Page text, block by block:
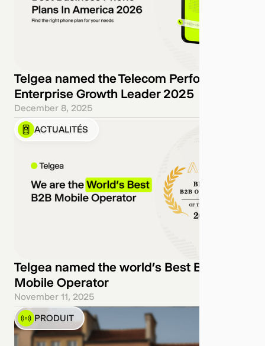
Telgea named the Telecom Performance
Enterprise Growth Leader 2025
December 8, 2025
ACTUALITÉS
Telgea named the world’s Best B2B
Mobile Operator
November 11, 2025
PRODUIT